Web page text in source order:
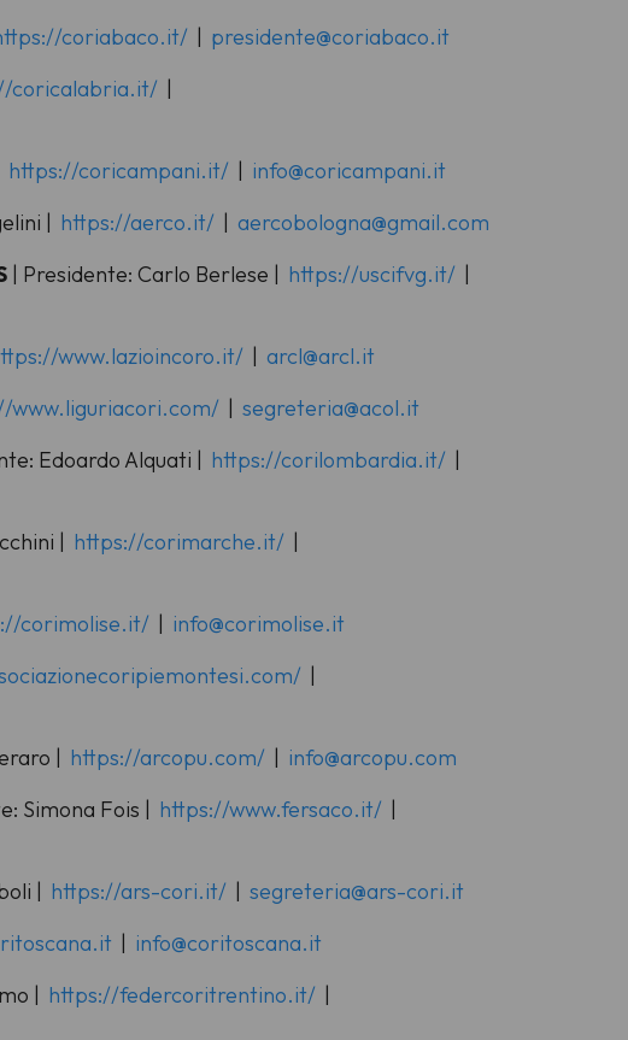
coriabaco.it/ | presidente@coriabaco.it
coricalabria.it/ |
https://coricampani.it/ | info@coricampani.it
| https://aerco.it/ | aercobologna@gmail.com
| Presidente: Carlo Berlese | https://uscifvg.it/ |
www.lazioincoro.it/ | arcl@arcl.it
www.liguriacori.com/ | segreteria@acol.it
Edoardo Alquati | https://corilombardia.it/ |
| https://corimarche.it/ |
corimolise.it/ | info@corimolise.it
|
| https://arcopu.com/ | info@arcopu.com
Simona Fois | https://www.fersaco.it/ |
| https://ars-cori.it/ | segreteria@ars-cori.it
| info@coritoscana.it
| https://federcoritrentino.it/ |